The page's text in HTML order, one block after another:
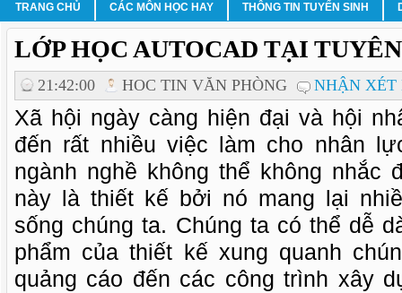
TRANG CHỦ CÁC MÔN HỌC HAY THÔNG TIN TUYỂN SINH
LỚP HỌC AUTOCAD TẠI
21:42:00 HOC TIN VĂN PHÒNG NHẬN
Xã hội ngày càng hiện đại và hội
đến rất nhiều việc làm cho nhân
ngành nghề không thể không nhắc
này là thiết kế bởi nó mang lại
sống chúng ta. Chúng ta có thể dễ
phẩm của thiết kế xung quanh
quảng cáo đến các công trình xây